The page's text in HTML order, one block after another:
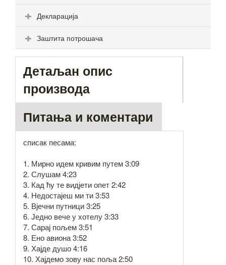
Декларација
Заштита потрошача
Детаљан опис
производа
Питања и коментари
списак песама:
1. Мирно идем кривим путем 3:09
2. Слушам 4:23
3. Кад ћу те видјети опет 2:42
4. Недостајеш ми ти 3:53
5. Вјечни путници 3:25
6. Једно вече у хотелу 3:33
7. Сарај пољем 3:51
8. Ено авиона 3:52
9. Хајде душо 4:16
10. Хајдемо зову нас поља 2:50